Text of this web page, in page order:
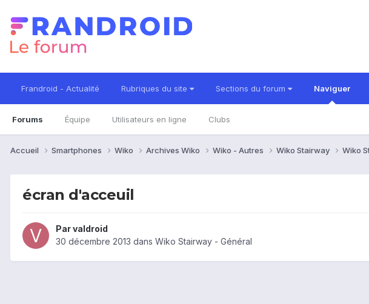
Frandroid - Actualité Rubriques du site Sections du forum Naviguer
Forums Équipe Utilisateurs en ligne Clubs
Accueil Smartphones Wiko Archives Wiko Wiko - Autres Wiko Stairway Wiko
écran d'acceuil
Parvaldroid
30 décembre 2013 dans Wiko Stairway - Général